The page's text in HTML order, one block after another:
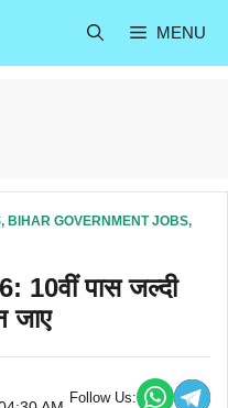
MENU
, BIHAR GOVERNMENT JOBS,
10वीं पास जल्दी
जाए
Follow Us: